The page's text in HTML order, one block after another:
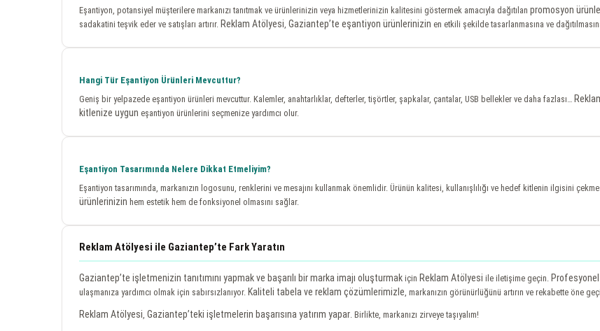
Eşantiyon, potansiyel müşterilere markanızı tanıtmak ve ürünlerinizin veya hizmetlerinizin kalitesini göstermek amacıyla dağıtılan promosyon
sadakatini teşvik eder ve satışları artırır. Reklam Atölyesi Gaziantep’te eşantiyon ürünlerinizin en etkili şekilde tasarlanmasına ve
Hangi Tür Eşantiyon Ürünleri Mevcuttur?
Geniş bir yelpazede eşantiyon ürünleri mevcuttur. Kalemler, anahtarlıklar, defterler, tişörtler, şapkalar, çantalar, USB bellekler ve daha fazlası…
kitlenize uygun eşantiyon ürünlerini seçmenize yardımcı olur.
Eşantiyon Tasarımında Nelere Dikkat Etmeliyim?
Eşantiyon tasarımında, markanızın logosunu, renklerini ve mesajını kullanmak önemlidir. Ürünün kalitesi, kullanışlılığı ve hedef kitlenin ilgisini
ürünlerinizin hem estetik hem de fonksiyonel olmasını sağlar.
Reklam Atölyesi ile Gaziantep’te Fark Yaratın
Gaziantep’te işletmenizin tanıtımını yapmak ve başarılı bir marka imajı oluşturmak için Reklam Atölyesi ile iletişime geçin.
ulaşmanıza yardımcı olmak için sabırsızlanıyor. Kaliteli tabela ve reklam çözümlerimizle , markanızın görünürlüğünü artırın ve rekabette öne
Reklam Atölyesi Gaziantep’teki işletmelerin başarısına yatırım yapar . Birlikte, markanızı zirveye taşıyalım!